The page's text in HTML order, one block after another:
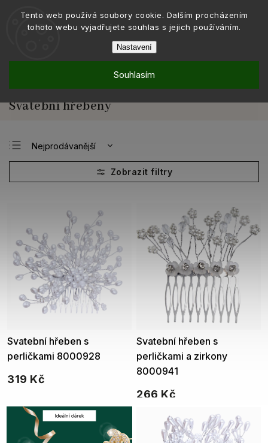
Tento web používá soubory cookie. Dalším procházením
tohoto webu vyjadřujete souhlas s jejich používáním.
Nastavení
Souhlasím
/ /
/
Svatební hřebeny
Nejprodávanější
Nejlevnější
Nejdražší
Svatební hřeben s
perličkami 8000928
319 Kč
Svatební hřeben s
perličkami a zirkony
8000941
266 Kč